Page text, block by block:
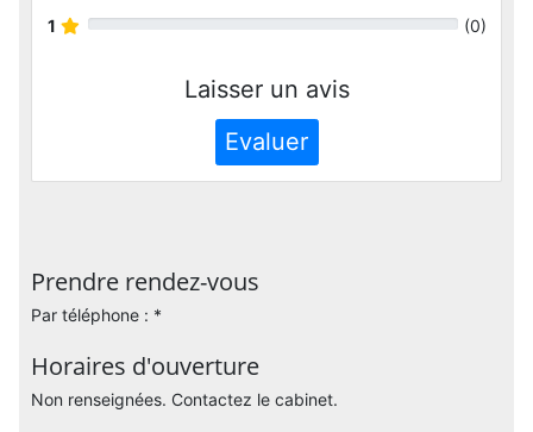
1
(0)
Laisser un avis
Evaluer
Prendre rendez-vous
Par téléphone : *
Horaires d'ouverture
Non renseignées. Contactez le cabinet.